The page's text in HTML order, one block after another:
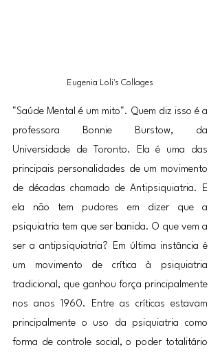
Eugenia Loli's Collages
"Saúde Mental é um mito". Quem diz isso é a
professora Bonnie Burstow, da
Universidade de Toronto. Ela é uma das
principais personalidades de um movimento
de décadas chamado de Antipsiquiatria. E
ela não tem pudores em dizer que a
psiquiatria tem que ser banida. O que vem a
ser a antipsiquiatria? Em última instância é
um movimento de crítica à psiquiatria
tradicional, que ganhou força principalmente
nos anos 1960. Entre as críticas estavam
principalmente o uso da psiquiatria como
forma de controle social, o poder totalitário